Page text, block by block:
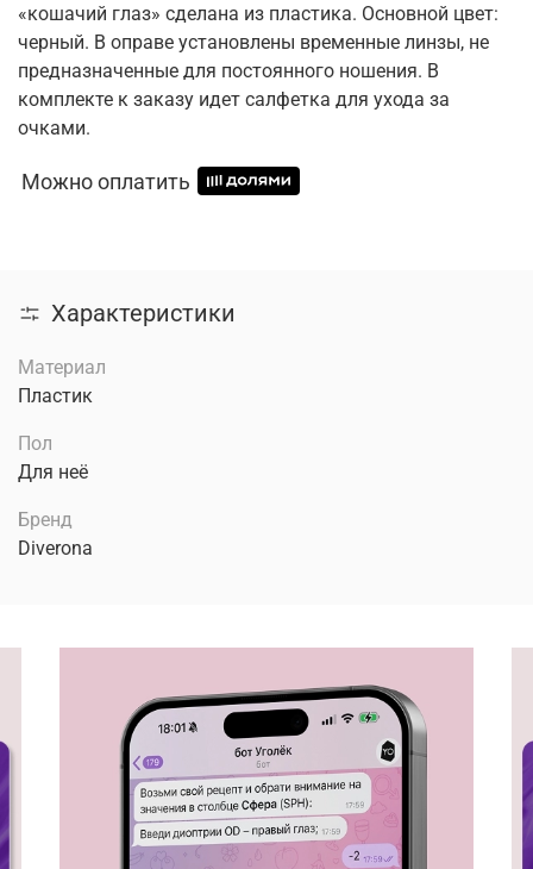
«кошачий глаз» сделана из пластика. Основной цвет:
черный. В оправе установлены временные линзы, не
предназначенные для постоянного ношения. В
комплекте к заказу идет салфетка для ухода за
очками.
Можно оплатить
Характеристики
Материал
Пластик
Пол
Для неё
Бренд
Diverona